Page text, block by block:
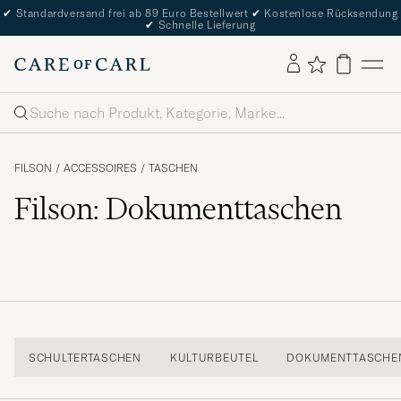
✔ Standardversand frei ab 89 Euro Bestellwert ✔ Kostenlose Rücksendung
✔ Schnelle Lieferung
Suche
FILSON / ACCESSOIRES / TASCHEN
Filson: Dokumenttaschen
SCHULTERTASCHEN KULTURBEUTEL